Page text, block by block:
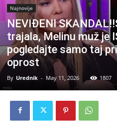
Najnovije
NEVIĐENI
trajala, Melinu muž je
pogledajte samo taj
oprost
By Urednik - May 11, 2026 1807